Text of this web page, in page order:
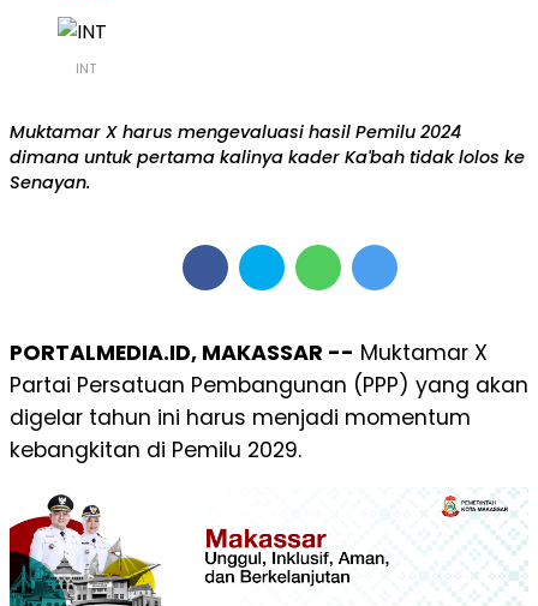
INT
Muktamar X harus mengevaluasi hasil Pemilu 2024
dimana untuk pertama kalinya kader Ka'bah tidak lolos ke
Senayan.
PORTALMEDIA.ID, MAKASSAR -- Muktamar X
Partai Persatuan Pembangunan (PPP) yang akan
digelar tahun ini harus menjadi momentum
kebangkitan di Pemilu 2029.